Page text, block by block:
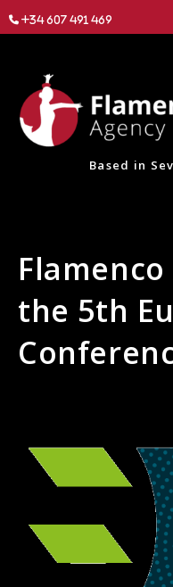
+34 607 491 469
Based in
the 5th